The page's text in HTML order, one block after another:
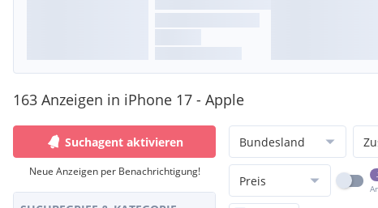
163 Anzeigen in iPhone 17 - Apple
Suchagent aktivieren
Neue Anzeigen per Benachrichtigung!
Bundesland
Preis